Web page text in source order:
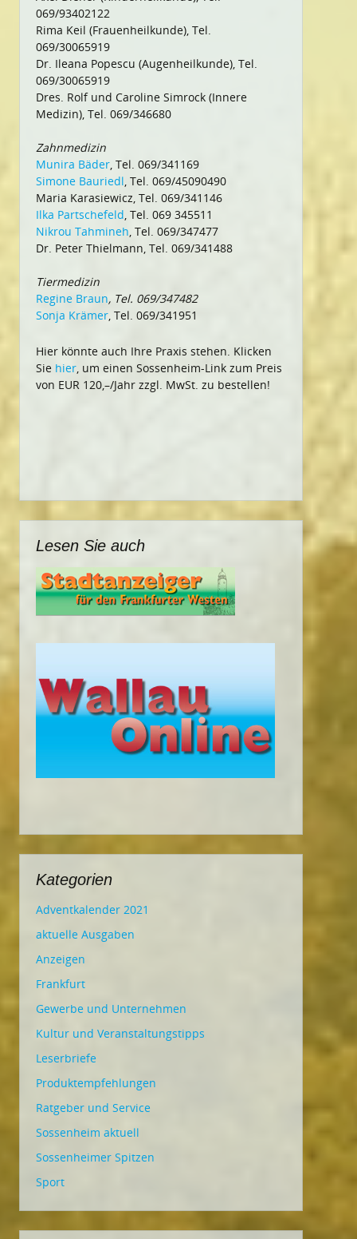
069/93402122
Rima Keil (Frauenheilkunde), Tel.
069/30065919
Dr. Ileana Popescu (Augenheilkunde), Tel.
069/30065919
Dres. Rolf und Caroline Simrock (Innere
Medizin), Tel. 069/346680
Zahnmedizin
Munira Bäder, Tel. 069/341169
Simone Bauriedl, Tel. 069/45090490
Maria Karasiewicz, Tel. 069/341146
Ilka Partschefeld, Tel. 069 345511
Nikrou Tahmineh, Tel. 069/347477
Dr. Peter Thielmann, Tel. 069/341488
Tiermedizin
Regine Braun, Tel. 069/347482
Sonja Krämer, Tel. 069/341951
Hier könnte auch Ihre Praxis stehen. Klicken
Sie hier, um einen Sossenheim-Link zum Preis
von EUR 120,–/Jahr zzgl. MwSt. zu bestellen!
Lesen Sie auch
Kategorien
Adventkalender 2021
aktuelle Ausgaben
Anzeigen
Frankfurt
Gewerbe und Unternehmen
Kultur und Veranstaltungstipps
Leserbriefe
Produktempfehlungen
Ratgeber und Service
Sossenheim aktuell
Sossenheimer Spitzen
Sport